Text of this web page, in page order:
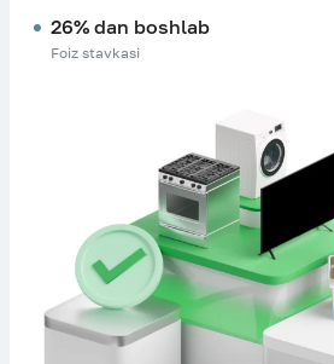
26% dan boshlab
Foiz stavkasi